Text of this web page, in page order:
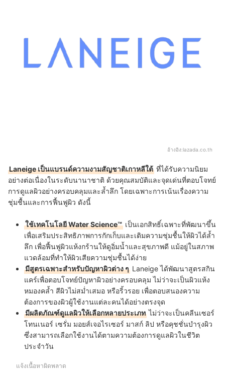
อ้างอิง:lazada.co.th
Laneige เป็นแบรนด์ความงามสัญชาติเกาหลีใต้ ที่ได้รับความนิยม
อย่างต่อเนื่องในระดับนานาชาติ ด้วยคุณสมบัติและจุดเด่นที่ตอบโจทย์
การดูแลผิวอย่างครอบคลุมและล้ำลึก โดยเฉพาะการเน้นเรื่องความ
ชุ่มชื้นและการฟื้นฟูผิว ดังนี้
ใช้เทคโนโลยี Water Science™ เป็นเอกสิทธิ์เฉพาะที่พัฒนาขึ้น
เพื่อเสริมประสิทธิภาพการกักเก็บและเติมความชุ่มชื้นให้ผิวได้ล้ำ
ลึก เพื่อฟื้นฟูผิวแห้งกร้านให้ดูอิ่มน้ำและสุขภาพดี แม้อยู่ในสภาพ
แวดล้อมที่ทำให้ผิวเสียความชุ่มชื้นได้ง่าย
มีสูตรเฉพาะสำหรับปัญหาผิวต่าง ๆ Laneige ได้พัฒนาสูตรสกิน
แคร์เพื่อตอบโจทย์ปัญหาผิวอย่างครอบคลุม ไม่ว่าจะเป็นผิวแห้ง
หมองคล้ำ สีผิวไม่สม่ำเสมอ หรือริ้วรอย เพื่อตอบสนองความ
ต้องการของผิวผู้ใช้งานแต่ละคนได้อย่างตรงจุด
มีผลิตภัณฑ์ดูแลผิวให้เลือกหลายประเภท ไม่ว่าจะเป็นคลีนเซอร์
โทนเนอร์ เซรั่ม มอยส์เจอไรเซอร์ มาสก์ ลิป หรือคุชชั่นบำรุงผิว
ซึ่งสามารถเลือกใช้งานได้ตามความต้องการดูแลผิวในชีวิต
ประจำวัน
แจ้งเนื้อหาผิดพลาด